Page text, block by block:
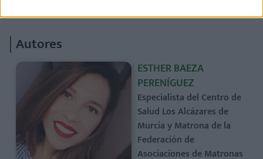
Autores
ESTHER BAEZA
PERENÍGUEZ
Especialista del Centro de
Salud Los Alcázares de
Murcia y Matrona de la
Federación de
Asociaciones de Matronas